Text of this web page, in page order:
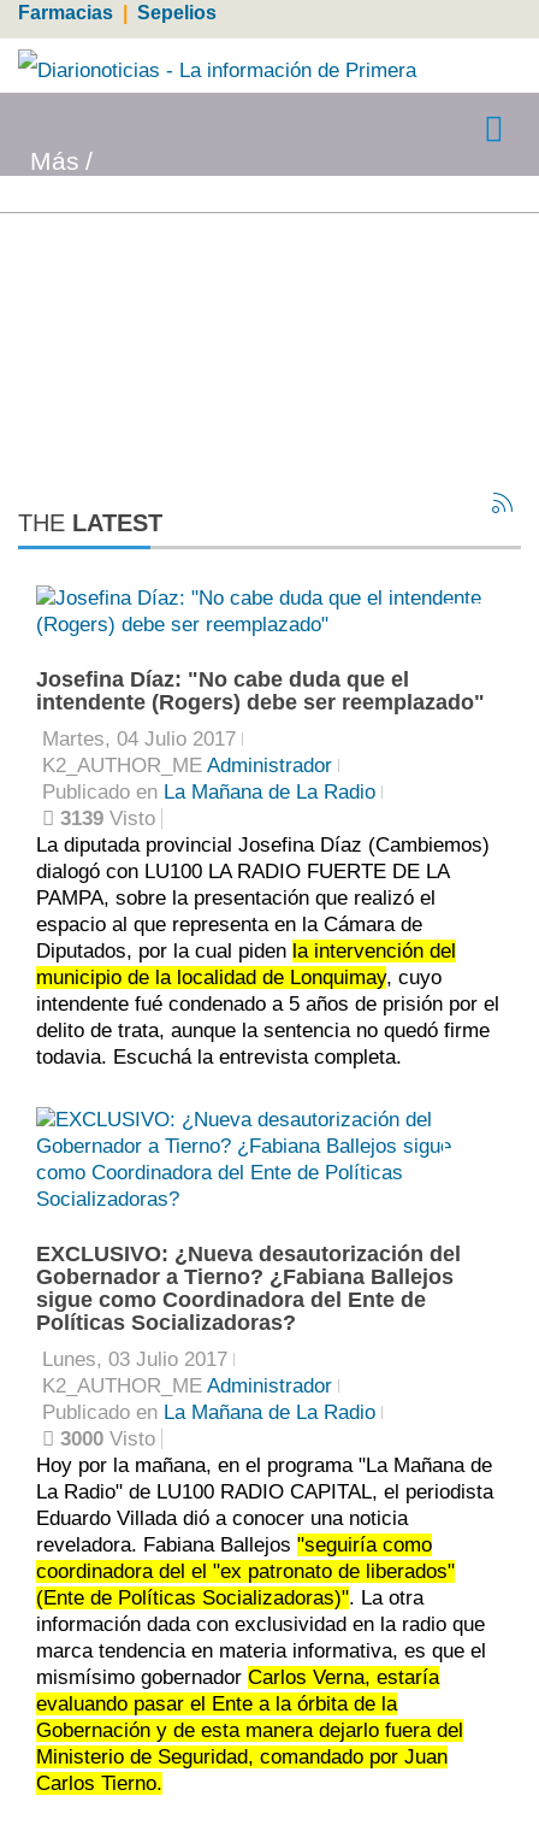
Farmacias Sepelios
Más
THE LATEST
Josefina Díaz: "No cabe duda que el
intendente (Rogers) debe ser reemplazado"
Martes, 04 Julio 2017
K2_AUTHOR_ME Administrador
Publicado en La Mañana de La Radio
3139 Visto
La diputada provincial Josefina Díaz (Cambiemos)
dialogó con LU100 LA RADIO FUERTE DE LA
PAMPA, sobre la presentación que realizó el
espacio al que representa en la Cámara de
Diputados, por la cual piden la intervención del
municipio de la localidad de Lonquimay, cuyo
intendente fué condenado a 5 años de prisión por el
delito de trata, aunque la sentencia no quedó firme
todavia. Escuchá la entrevista completa.
EXCLUSIVO: ¿Nueva desautorización del
Gobernador a Tierno? ¿Fabiana Ballejos
sigue como Coordinadora del Ente de
Políticas Socializadoras?
Lunes, 03 Julio 2017
K2_AUTHOR_ME Administrador
Publicado en La Mañana de La Radio
3000 Visto
Hoy por la mañana, en el programa "La Mañana de
La Radio" de LU100 RADIO CAPITAL, el periodista
Eduardo Villada dió a conocer una noticia
reveladora. Fabiana Ballejos "seguiría como
coordinadora del el "ex patronato de liberados"
(Ente de Políticas Socializadoras)". La otra
información dada con exclusividad en la radio que
marca tendencia en materia informativa, es que el
mismísimo gobernador Carlos Verna, estaría
evaluando pasar el Ente a la órbita de la
Gobernación y de esta manera dejarlo fuera del
Ministerio de Seguridad, comandado por Juan
Carlos Tierno.